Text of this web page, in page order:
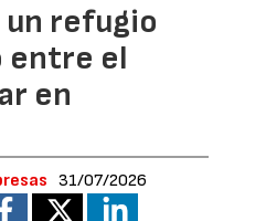
un refugio
entre el
en
31/07/2026